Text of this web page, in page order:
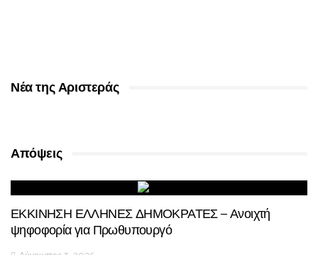
Νέα της Αριστεράς
Απόψεις
ΕΚΚΙΝΗΣΗ ΕΛΛΗΝΕΣ ΔΗΜΟΚΡΑΤΕΣ – Ανοιχτή
ψηφοφορία για Πρωθυπουργό